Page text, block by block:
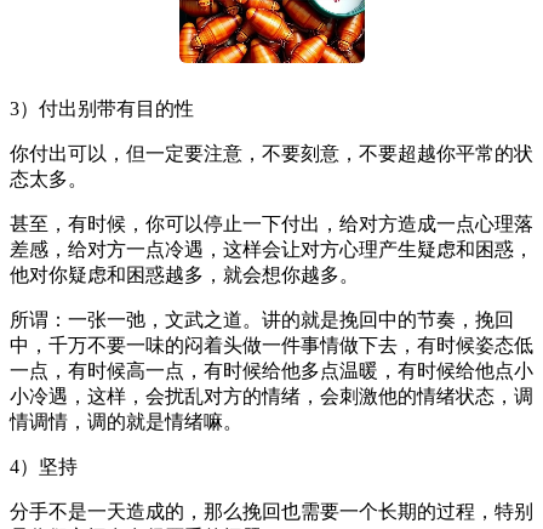
3）付出别带有目的性
你付出可以，但一定要注意，不要刻意，不要超越你平常的状
态太多。
甚至，有时候，你可以停止一下付出，给对方造成一点心理落
差感，给对方一点冷遇，这样会让对方心理产生疑虑和困惑，
他对你疑虑和困惑越多，就会想你越多。
所谓：一张一弛，文武之道。讲的就是挽回中的节奏，挽回
中，千万不要一味的闷着头做一件事情做下去，有时候姿态低
一点，有时候高一点，有时候给他多点温暖，有时候给他点小
小冷遇，这样，会扰乱对方的情绪，会刺激他的情绪状态，调
情调情，调的就是情绪嘛。
4）坚持
分手不是一天造成的，那么挽回也需要一个长期的过程，特别